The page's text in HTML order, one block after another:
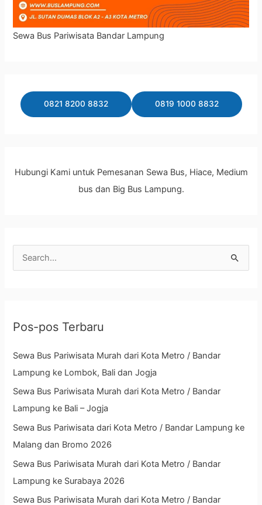
Sewa Bus Pariwisata Bandar Lampung
0821 8200 8832 0819 1000 8832
Hubungi Kami untuk Pemesanan Sewa Bus, Hiace, Medium
bus dan Big Bus Lampung.
u
t
k
:
Pos-pos Terbaru
Sewa Bus Pariwisata Murah dari Kota Metro / Bandar
Lampung ke Lombok, Bali dan Jogja
Sewa Bus Pariwisata Murah dari Kota Metro / Bandar
Lampung ke Bali – Jogja
Sewa Bus Pariwisata dari Kota Metro / Bandar Lampung ke
Malang dan Bromo 2026
Sewa Bus Pariwisata Murah dari Kota Metro / Bandar
Lampung ke Surabaya 2026
Sewa Bus Pariwisata Murah dari Kota Metro / Bandar